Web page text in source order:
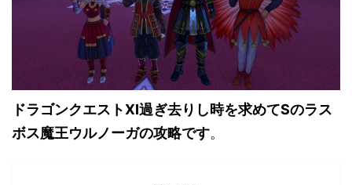
ドラゴンクエストXI過ぎ去りし時を求めてSのラス
ボス魔王ウルノーガの攻略です。